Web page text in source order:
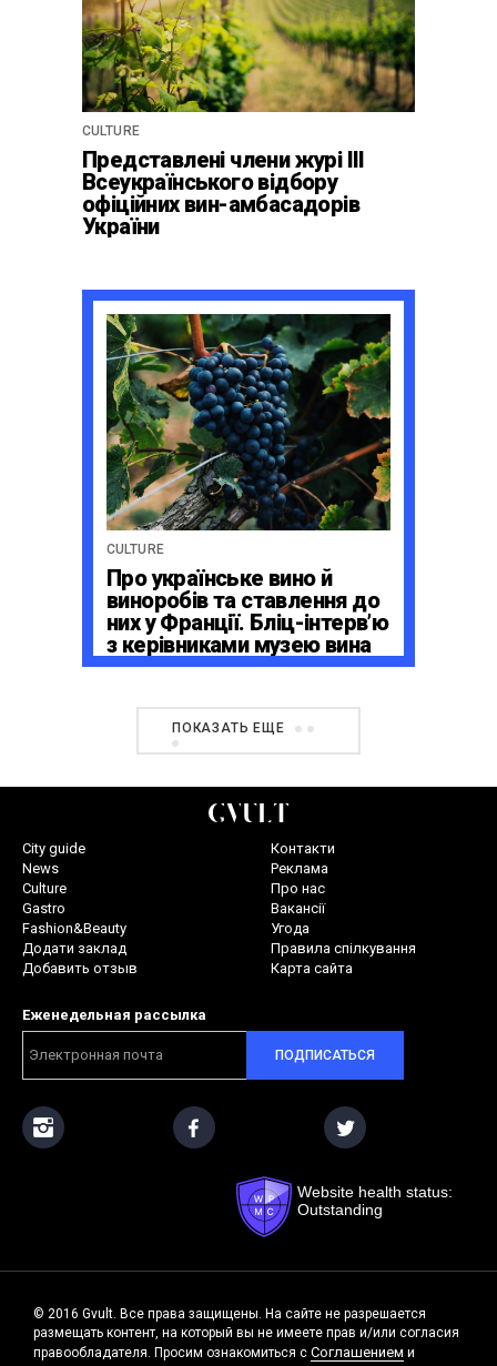
CULTURE
Представлені члени журі ІІІ
Всеукраїнського відбору
офіційних вин-амбасадорів
України
CULTURE
Про українське вино й
виноробів та ставлення до
них у Франції. Бліц-інтерв’ю
з керівниками музею вина
La Cité du Vin в Бордо
ПОКАЗАТЬ ЕЩЕ
City guide
News
Culture
Gastro
Fashion&Beauty
Додати заклад
Добавить отзыв
Контакти
Реклама
Про нас
Вакансії
Угода
Правила спілкування
Карта сайта
Еженедельная рассылка
ПОДПИСАТЬСЯ
Website health status:
Outstanding
© 2016 Gvult. Все права защищены. На сайте не разрешается
размещать контент, на который вы не имеете прав и/или согласия
правообладателя. Просим ознакомиться с Соглашением и